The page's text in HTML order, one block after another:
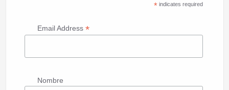
*indicates required
Email Address *
Nombre